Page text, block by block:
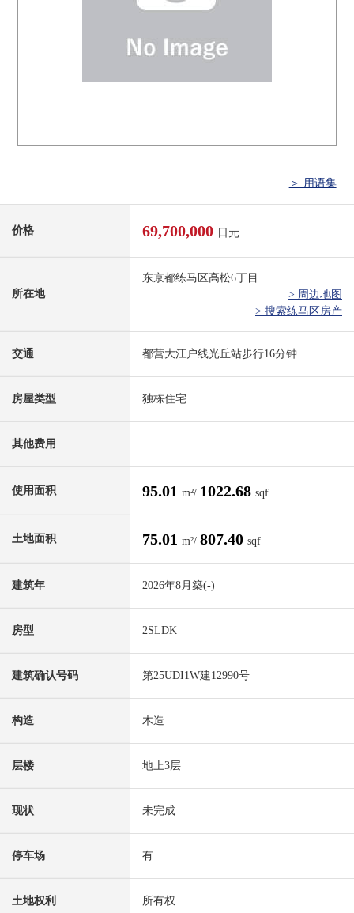
＞ 用语集
价格 69,700,000 日元
所在地
东京都练马区高松6丁目
> 周边地图
> 搜索练马区房产
交通 都营大江户线光丘站步行16分钟
房屋类型 独栋住宅
其他费用
使用面积 95.01 m²/ 1022.68 sqf
土地面积 75.01 m²/ 807.40 sqf
建筑年 2026年8月築(-)
房型 2SLDK
建筑确认号码 第25UDI1W建12990号
构造 木造
层楼 地上3层
现状 未完成
停车场 有
土地权利 所有权